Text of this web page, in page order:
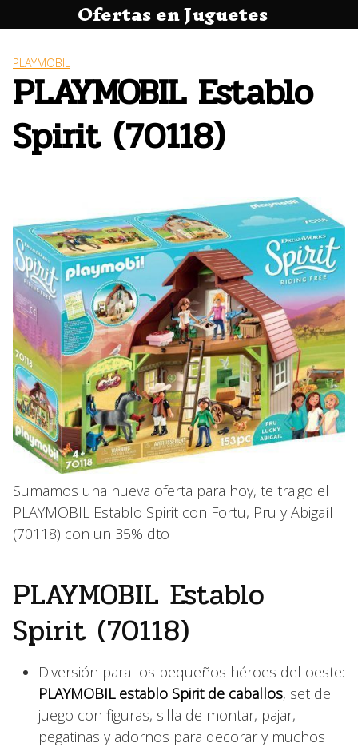
al
Ofertas en Juguetes
PLAYMOBIL
PLAYMOBIL Establo
Spirit (70118)
Sumamos una nueva oferta para hoy, te traigo el
PLAYMOBIL Establo Spirit con Fortu, Pru y Abigaíl
(70118) con un 35% dto
PLAYMOBIL Establo
Spirit (70118)
Diversión para los pequeños héroes del oeste:
PLAYMOBIL establo Spirit de caballos, set de
juego con figuras, silla de montar, pajar,
pegatinas y adornos para decorar y muchos